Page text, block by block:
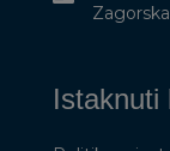
Istaknuti